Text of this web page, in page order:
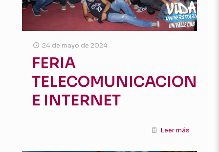
24 de mayo de 2024
FERIA
TELECOMUNICACIONES
E INTERNET
Leer más